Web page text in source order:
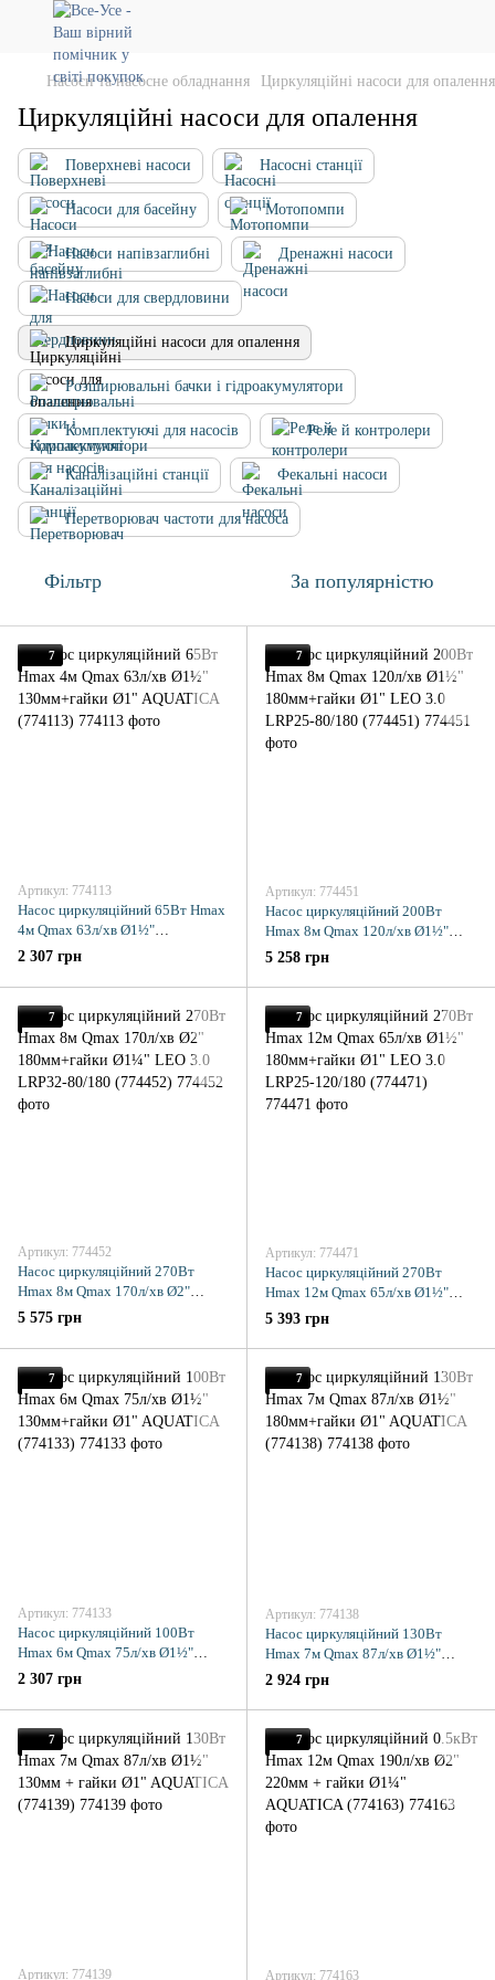
Насоси та насосне обладнання Циркуляційні насоси для опалення
Циркуляційні насоси для опалення
Поверхневі насоси Насосні станції
Насоси для басейну Мотопомпи
Насоси напівзаглибні Дренажні насоси
Насоси для свердловини
Циркуляційні насоси для опалення
Розширювальні бачки і гідроакумулятори
Комплектуючі для насосів Реле й контролери
Каналізаційні станції Фекальні насоси
Перетворювач частоти для насоса
Фільтр За популярністю
7
Артикул: 774113
Насос циркуляційний 65Вт Hmax
4м Qmax 63л/хв Ø1½"
130мм+гайки Ø1" AQUATICA
(774113)
2 307 грн
7
Артикул: 774451
Насос циркуляційний 200Вт
Hmax 8м Qmax 120л/хв Ø1½"
180мм+гайки Ø1" LEO 3.0 LRP25-
80/180 (774451)
5 258 грн
7
Артикул: 774452
Насос циркуляційний 270Вт
Hmax 8м Qmax 170л/хв Ø2"
180мм+гайки Ø1¼" LEO 3.0
LRP32-80/180 (774452)
5 575 грн
7
Артикул: 774471
Насос циркуляційний 270Вт
Hmax 12м Qmax 65л/хв Ø1½"
180мм+гайки Ø1" LEO 3.0 LRP25-
120/180 (774471)
5 393 грн
7
Артикул: 774133
Насос циркуляційний 100Вт
Hmax 6м Qmax 75л/хв Ø1½"
130мм+гайки Ø1" AQUATICA
(774133)
2 307 грн
7
Артикул: 774138
Насос циркуляційний 130Вт
Hmax 7м Qmax 87л/хв Ø1½"
180мм+гайки Ø1" AQUATICA
(774138)
2 924 грн
7
Артикул: 774139
7
Артикул: 774163